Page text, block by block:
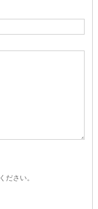
ださい。